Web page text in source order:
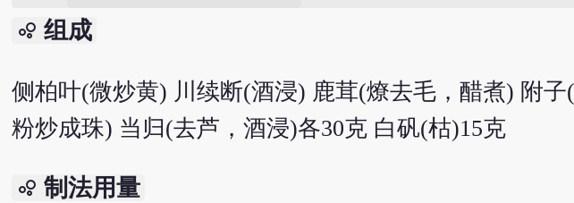
bubble_chart 组成
侧柏叶(微炒黄) 川续断(酒浸) 鹿茸(燎去毛，醋煮) 附
粉炒成珠) 当归(去芦，酒浸)各30克 白矾(枯)15克
bubble_chart 制法用量